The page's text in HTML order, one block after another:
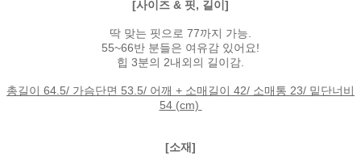
[사이즈 & 핏, 길이]
딱 맞는 핏으로 77까지 가능.
55~66반 분들은 여유감 있어요!
힙 3분의 2내외의 길이감.
총길이 64.5/ 가슴단면 53.5/ 어깨 + 소매길이 42/ 소매통 23/ 밑단너비
54 (cm)
[소재]